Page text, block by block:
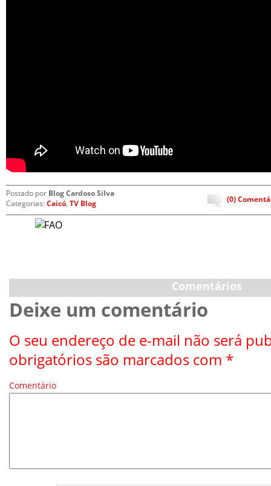
Postado por Blog Cardoso Silva
Categorias:Caicó, TV Blog (0)
Comentários
Deixe um comentário
O seu endereço de e-mail não será
obrigatórios são marcados com *
Comentário